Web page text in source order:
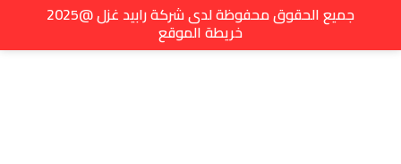
جميع الحقوق محفوظة لدى شركة رابيد غزل @2025
خريطة الموقع